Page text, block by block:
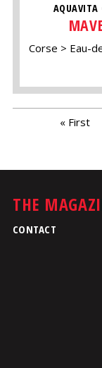
AQUAVITA
Corse Eau-
« First
THE
CONTACT